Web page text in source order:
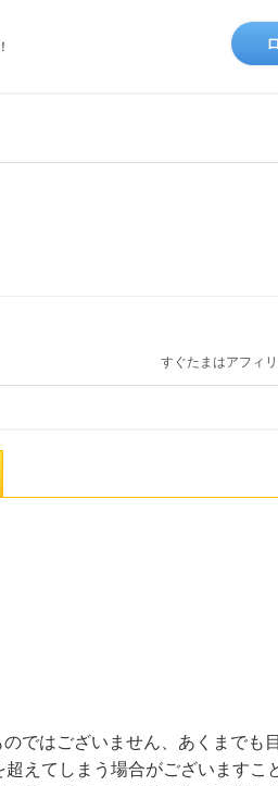
すぐたまはアフィ
ではございません、あくまでも
えてしまう場合がございます